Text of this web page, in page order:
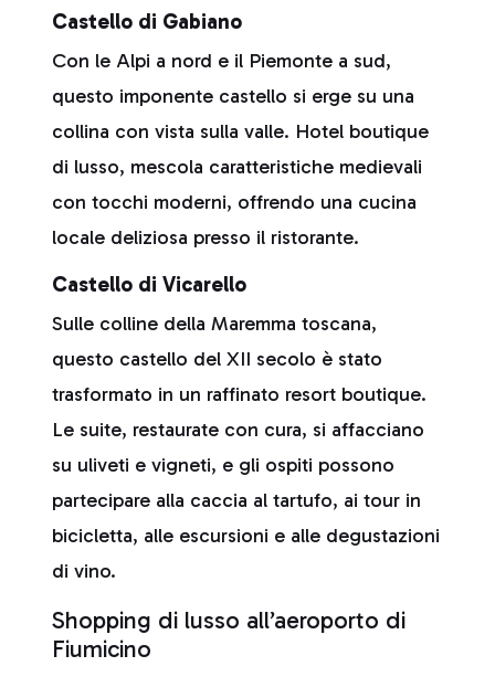
Castello di Gabiano
Con le Alpi a nord e il Piemonte a sud,
questo imponente castello si erge su una
collina con vista sulla valle. Hotel boutique
di lusso, mescola caratteristiche medievali
con tocchi moderni, offrendo una cucina
locale deliziosa presso il ristorante.
Castello di Vicarello
Sulle colline della Maremma toscana,
questo castello del XII secolo è stato
trasformato in un raffinato resort boutique.
Le suite, restaurate con cura, si affacciano
su uliveti e vigneti, e gli ospiti possono
partecipare alla caccia al tartufo, ai tour in
bicicletta, alle escursioni e alle degustazioni
di vino.
Shopping di lusso all’aeroporto di
Fiumicino